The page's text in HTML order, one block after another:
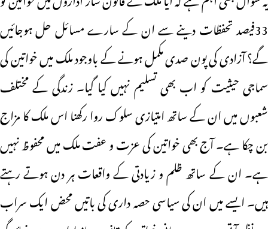
33فیصد تحفظات دینے سے ان کے سارے مسائل حل ہوجائیں
گے؟ آزادی کی پون صدی مکمل ہونے کے باوجود ملک میں خواتین کی
سماجی حیثیت کو اب بھی تسلیم نہیں کیا گیا۔ زندگی کے مختلف
شعبوں میں ان کے ساتھ امتیازی سلوک روا رکھنا اس ملک کا مزاج
بن چکا ہے۔ آج بھی خواتین کی عزت و عفت ملک میں محفوظ نہیں
ہے۔ ان کے ساتھ ظلم و زیادتی کے واقعات ہر دن ہوتے رہتے
ہیں۔ ایسے میں ان کی سیاسی حصہ داری کی باتیں محض ایک سراب